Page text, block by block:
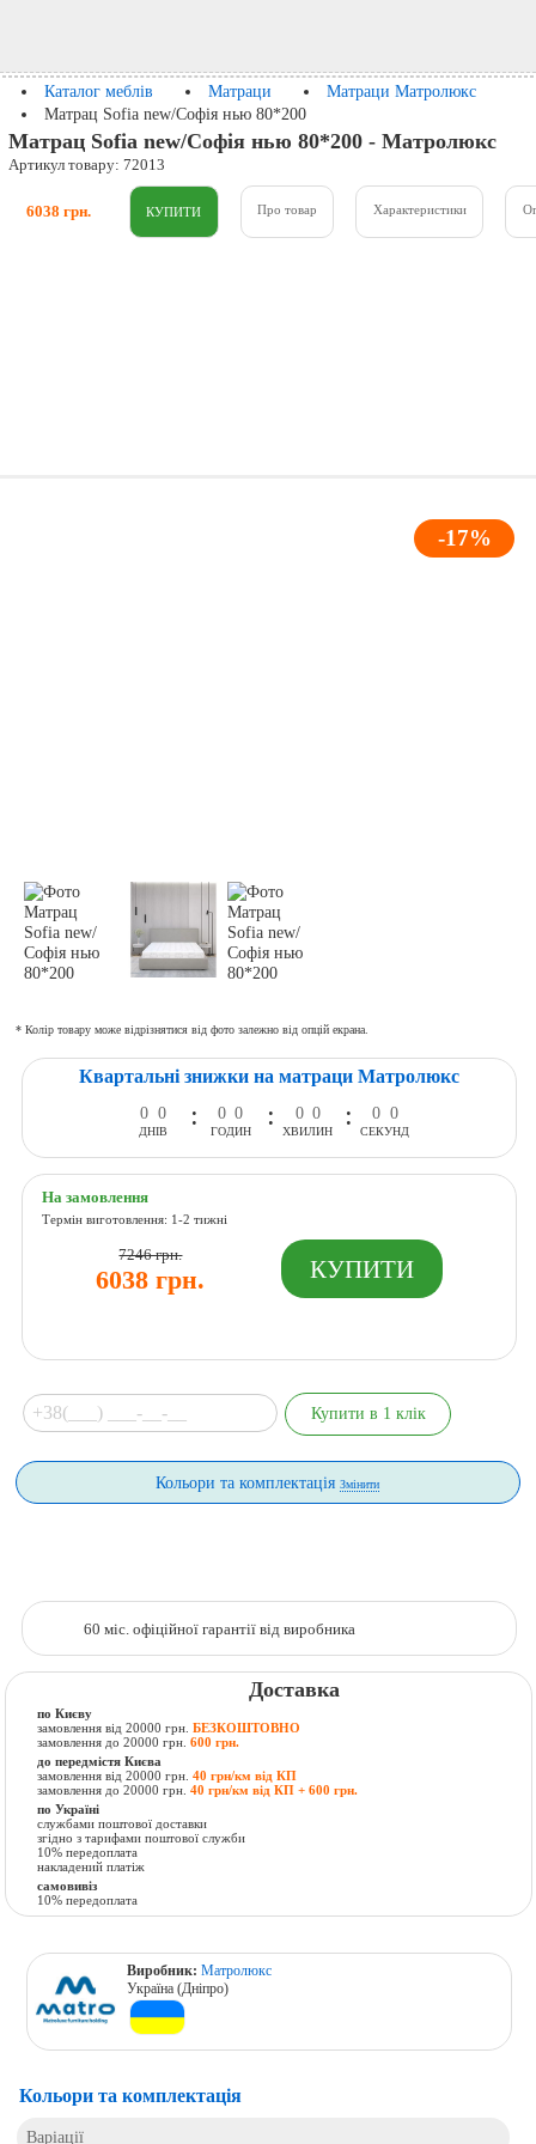
Каталог меблів Матраци
Матраци Матролюкс
Матрац Sofia new/Софія нью 80*200
Матрац Sofia new/Софія нью 80*200 - Матролюкс
Артикул товару: 72013
6038 грн. Про товар Характеристики
-17%
* Колір товару може відрізнятися від фото залежно від опцій екрана.
Квартальні знижки на матраци Матролюкс
0 0
ДНІВ
: 0 0
ГОДИН
: 0 0
ХВИЛИН
: 0 0
СЕКУНД
На замовлення
Термін виготовлення: 1-2 тижні
7246 грн.
6038 грн.
Кольори та комплектаціяЗмінити
60 міс. офіційної гарантії від виробника
Доставка
по Києву
замовлення від 20000 грн.БЕЗКОШТОВНО
замовлення до 20000 грн.600 грн.
до передмістя Києва
замовлення від 20000 грн.40 грн/км від КП
замовлення до 20000 грн.40 грн/км від КП + 600 грн.
по Україні
службами поштової доставки
згідно з тарифами поштової служби
10% передоплата
накладений платіж
самовивіз
10% передоплата
Виробник:Матролюкс
Україна (Дніпро)
Кольори та комплектація
Варіації